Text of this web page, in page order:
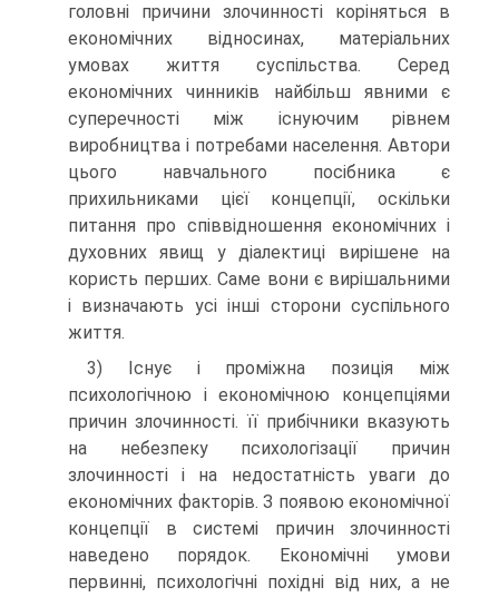
головні причини злочинності коріняться в
економічних відносинах, матеріальних
умовах життя суспільства. Серед
економічних чинників найбільш явними є
суперечності між існуючим рівнем
виробництва і потребами населення. Автори
цього навчального посібника є
прихильниками цієї концепції, оскільки
питання про співвідношення економічних і
духовних явищ у діалектиці вирішене на
користь перших. Саме вони є вирішальними
і визначають усі інші сторони суспільного
життя.
3) Існує і проміжна позиція між
психологічною і економічною концепціями
причин злочинності. її прибічники вказують
на небезпеку психологізації причин
злочинності і на недостатність уваги до
економічних факторів. З появою економічної
концепції в системі причин злочинності
наведено порядок. Економічні умови
первинні, психологічні похідні від них, а не